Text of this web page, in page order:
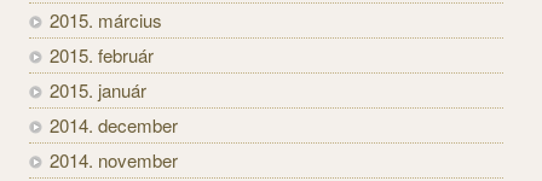
2015. március
2015. február
2015. január
2014. december
2014. november